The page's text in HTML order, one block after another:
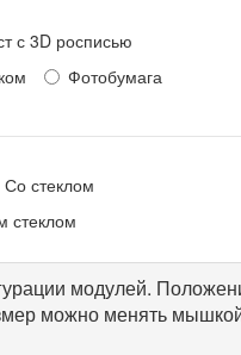
с 3D росписью
Фотобумага
Со стеклом
стеклом
модулей.
можно менять